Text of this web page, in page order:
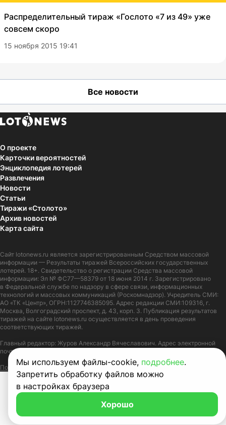
Распределительный тираж «Гослото «7 из 49» уже
совсем скоро
15 ноября 2015 19:41
Все новости
Мы используем файлы-cookie, подробнее.
Запретить обработку файлов можно
в настройках браузера
Хорошо
О проекте
Карточки вероятностей
Энциклопедия лотерей
Развлечения
Новости
Статьи
Тиражи «Столото»
Архив новостей
Карта сайта
Сайт lotonews.ru является зарегистрированным Средством массовой
информации — Результаты тиражей Всероссийских государственных
лотерей. 18+. Свидетельство о регистрации Средства массовой
информации: Эл № ФС77—58379 от 18 июня 2014 г. Зарегистрировано
в Федеральной службе по надзору в сфере связи, информационных
технологий и массовых коммуникаций (Роскомнадзор). Учредитель СМИ:
АО «ТК «Центр», ОГРН:1127746385095. Адрес редакции СМИ:109316, г.
Москва, Волгоградский проспект, д. 43, корп. 3. Публикация результатов
тиражей на сайте lotonews.ru осуществляется в день проведения
соответствующих тиражей.
Главный редактор: Журов Александр Вячеславович. Адрес электронной
почты:
Политика в отношении обработки персональных данных Правила Cookie